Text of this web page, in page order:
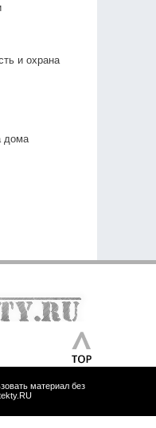
и охрана
дома
материал без